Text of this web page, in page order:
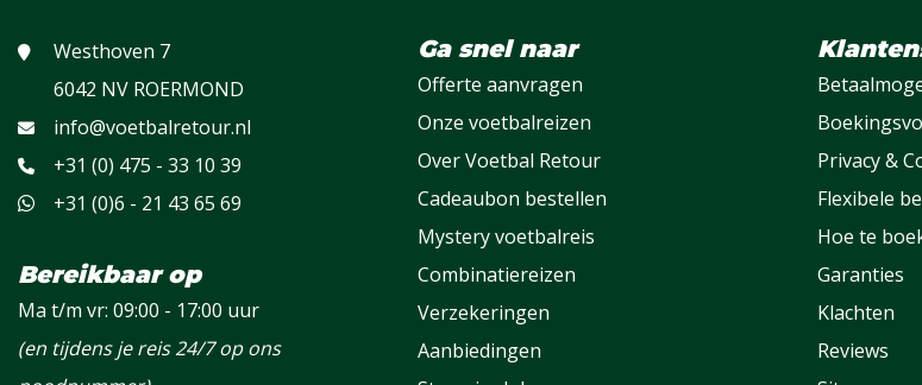
Westhoven 7
6042 NV ROERMOND
info@voetbalretour.nl
+31 (0) 475 - 33 10 39
+31 (0)6 - 21 43 65 69
Bereikbaar op
Ma t/m vr: 09:00 - 17:00 uur
(en tijdens je reis 24/7 op ons
Ga snel naar
Offerte aanvragen
Onze voetbalreizen
Over Voetbal Retour
Cadeaubon bestellen
Mystery voetbalreis
Combinatiereizen
Verzekeringen
Aanbiedingen
Privacy &
Flexibele
Hoe te
Garanties
Klachten
Reviews